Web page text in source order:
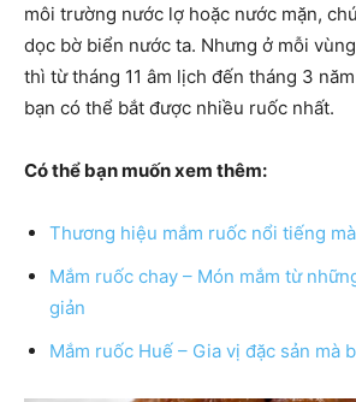
môi trường nước lợ hoặc nước mặn,
dọc bờ biển nước ta. Nhưng ở mỗi
thì từ tháng 11 âm lịch đến tháng 3
bạn có thể bắt được nhiều ruốc nhất.
Có thể bạn muốn xem thêm:
Thương hiệu mắm ruốc nổi tiếng
Mắm ruốc chay – Món mắm từ
giản
Mắm ruốc Huế – Gia vị đặc sản mà